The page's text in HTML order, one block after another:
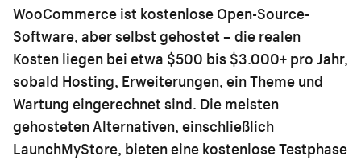
WooCommerce ist kostenlose Open-Source-
Software, aber selbst gehostet – die realen
Kosten liegen bei etwa $500 bis $3.000+ pro Jahr,
sobald Hosting, Erweiterungen, ein Theme und
Wartung eingerechnet sind. Die meisten
gehosteten Alternativen, einschließlich
LaunchMyStore, bieten eine kostenlose Testphase